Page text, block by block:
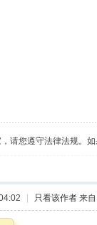
请您遵守法律法规。
只看该作者 来自